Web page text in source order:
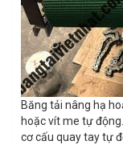
Băng tải nâng hạ
hoặc vít me tự
cơ cấu quay tay tự